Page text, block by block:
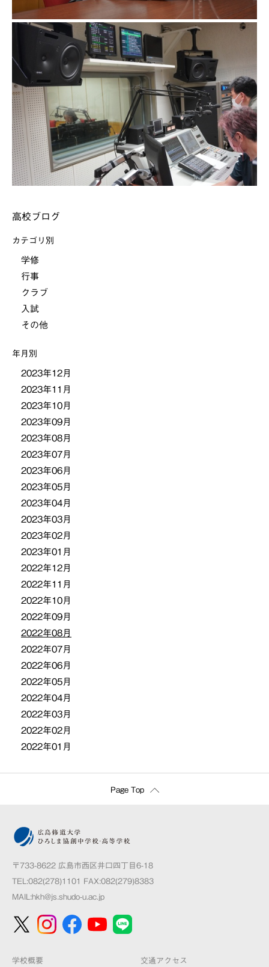
高校ブログ
カテゴリ別
学修
行事
クラブ
入試
その他
年月別
2023年12月
2023年11月
2023年10月
2023年09月
2023年08月
2023年07月
2023年06月
2023年05月
2023年04月
2023年03月
2023年02月
2023年01月
2022年12月
2022年11月
2022年10月
2022年09月
2022年08月
2022年07月
2022年06月
2022年05月
2022年04月
2022年03月
2022年02月
2022年01月
Page Top
〒733-8622 広島市西区井口四丁目6-18
TEL:082(278)1101 FAX:082(279)8383
MAIL:hkh@js.shudo-u.ac.jp
学校概要 交通アクセス